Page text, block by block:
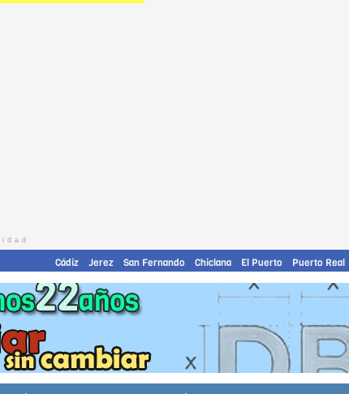
Cádiz Jerez San Fernando Chiclana El Puerto Puerto Real